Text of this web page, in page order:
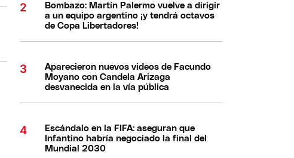
Bombazo: Martín Palermo vuelve a dirigir
a un equipo argentino ¡y tendrá octavos
de Copa Libertadores!
Aparecieron nuevos videos de Facundo
Moyano con Candela Arizaga
desvanecida en la vía pública
Escándalo en la FIFA: aseguran que
Infantino habría negociado la final del
Mundial 2030